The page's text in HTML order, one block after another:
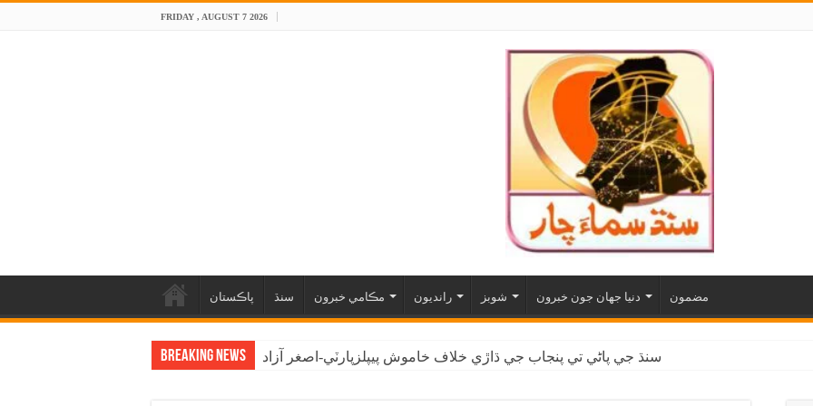
FRIDAY , AUGUST 7 2026
پاڪستان سنڌ مڪامي خبرون رانديون شوبز دنيا جهان جون خبرون مضمون
Breaking News سنڌ جي پاڻي تي پنجاب جي ڌاڙي خلاف خاموش پيپلزپارٽي-اصغر آزاد